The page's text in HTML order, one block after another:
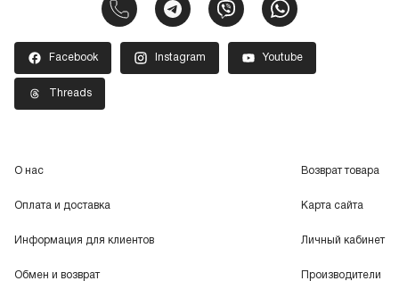
Facebook Instagram Youtube
Threads
О нас
Оплата и доставка
Информация для клиентов
Обмен и возврат
Возврат товара
Карта сайта
Личный кабинет
Производители